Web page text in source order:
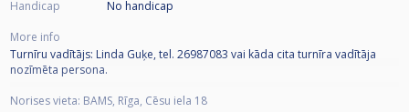
Handicap
No handicap
More info
Turnīru vadītājs: Linda Guķe, tel. 26987083 vai kāda cita turnīra vadītāja
nozīmēta persona.
Norises vieta: BAMS, Rīga, Cēsu iela 18